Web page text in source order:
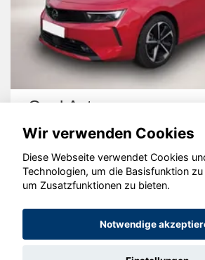
Opel Astra
© konjunkturmotor.de GmbH
Wir verwenden Cookies
Diese Webseite verwendet Cookies
Technologien, um die Basisfunktion
um Zusatzfunktionen zu bieten.
Notwendige